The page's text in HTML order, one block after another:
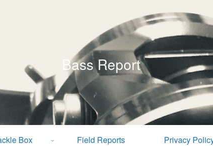
Bass Report
Box Field Reports Privacy